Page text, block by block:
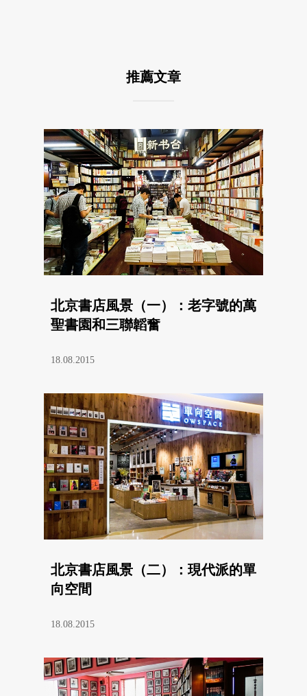
推薦文章
北京書店風景（一）：老字號的萬
聖書園和三聯韜奮
18.08.2015
北京書店風景（二）：現代派的單
向空間
18.08.2015